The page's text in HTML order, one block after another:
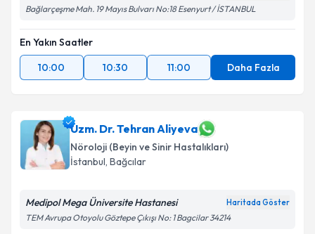
Bağlarçeşme Mah. 19 Mayıs Bulvarı No:18 Esenyurt / İSTANBUL
En Yakın Saatler
10:00
10:30 11:00 Daha Fazla
Uzm. Dr. Tehran Aliyeva
Nöroloji (Beyin ve Sinir Hastalıkları)
İstanbul, Bağcılar
Medipol Mega Üniversite Hastanesi Haritada Göster
TEM Avrupa Otoyolu Göztepe Çıkışı No: 1 Bagcilar 34214